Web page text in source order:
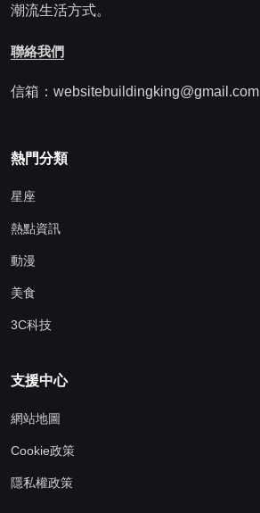
潮流生活方式。
聯絡我們
信箱：websitebuildingking@gmail.com
熱門分類
星座
熱點資訊
動漫
美食
3C科技
支援中心
網站地圖
Cookie政策
隱私權政策